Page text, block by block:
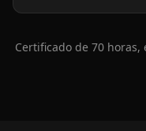
Certificado de 70